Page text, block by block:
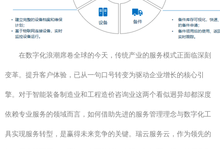
在数字化浪潮席卷全球的今天，传统产业的服务模式正面临深刻
变革。提升客户体验，已从一句口号转变为驱动企业增长的核心引
擎。对于智能装备制造业和工程造价咨询业这两个看似迥异却都深度
依赖专业服务的领域而言，如何借助先进的服务管理理念与数字化工
具实现服务转型，是赢得未来竞争的关键。瑞云服务云，作为领先的